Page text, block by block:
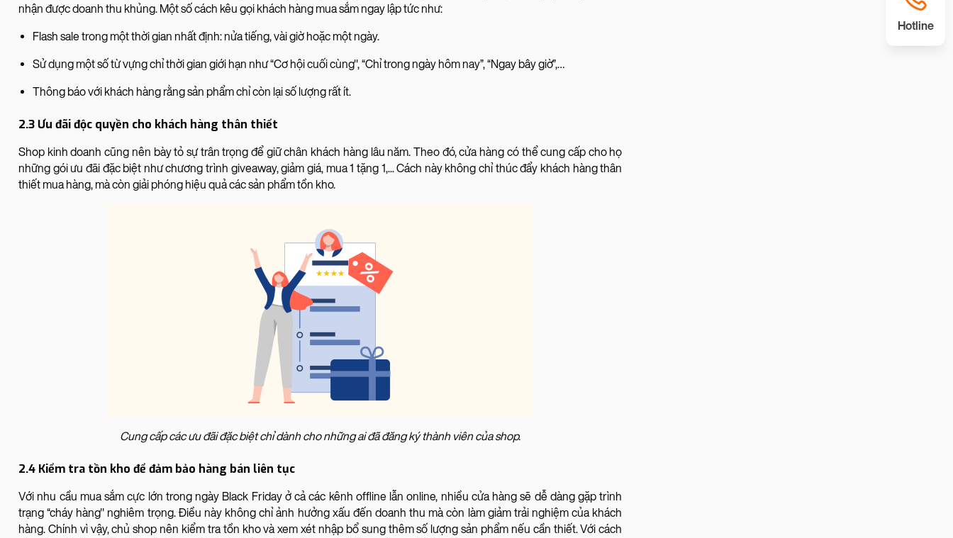
nhận được doanh thu khủng. Một số cách kêu gọi khách hàng mua sắm ngay lập tức như:
Flash sale trong một thời gian nhất định: nửa tiếng, vài giờ hoặc một ngày.
Sử dụng một số từ vựng chỉ thời gian giới hạn như “Cơ hội cuối cùng", “Chỉ trong ngày hôm nay”, “Ngay bây giờ”,…
Thông báo với khách hàng rằng sản phẩm chỉ còn lại số lượng rất ít.
2.3 Ưu đãi độc quyền cho khách hàng thân thiết
Shop kinh doanh cũng nên bày tỏ sự trân trọng để giữ chân khách hàng lâu năm. Theo đó, cửa hàng có thể cung cấp cho họ
những gói ưu đãi đặc biệt như chương trình giveaway, giảm giá, mua 1 tặng 1,... Cách này không chỉ thúc đẩy khách hàng thân
thiết mua hàng, mà còn giải phóng hiệu quả các sản phẩm tồn kho.
Cung cấp các ưu đãi đặc biệt chỉ dành cho những ai đã đăng ký thành viên của shop.
2.4 Kiểm tra tồn kho để đảm bảo hàng bán liên tục
Với nhu cầu mua sắm cực lớn trong ngày Black Friday ở cả các kênh offline lẫn online, nhiều cửa hàng sẽ dễ dàng gặp trình
trạng “cháy hàng" nghiêm trọng. Điều này không chỉ ảnh hưởng xấu đến doanh thu mà còn làm giảm trải nghiệm của khách
hàng. Chính vì vậy, chủ shop nên kiểm tra tồn kho và xem xét nhập bổ sung thêm số lượng sản phẩm nếu cần thiết. Với cách
Hotline